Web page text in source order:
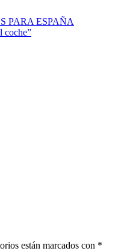
PARA ESPAÑA
coche”
están marcados con *